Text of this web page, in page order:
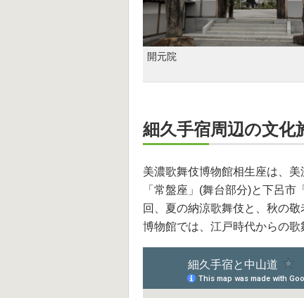
開元院
細久手宿周辺の文
美濃歌舞伎博物館相生座は、
「常盤座」(舞台部分)と下呂
回、夏の納涼歌舞伎と、秋の
博物館では、江戸時代からの歌